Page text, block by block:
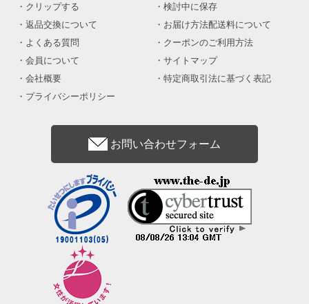
クリップする
検討中に保存
返品交換について
お届け方法配送料について
よくある質問
クーポンのご利用方法
会員について
サイトマップ
会社概要
特定商取引法に基づく表記
プライバシーポリシー
お問い合わせフォーム